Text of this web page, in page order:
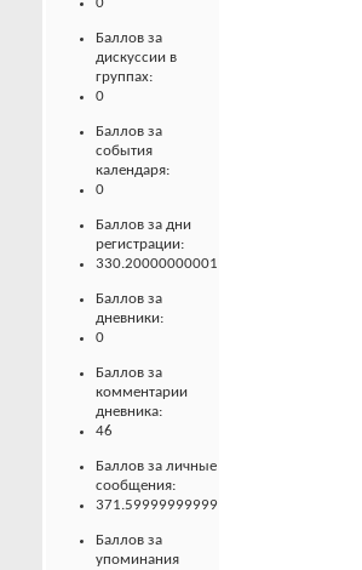
0
Баллов за
дискуссии в
группах:
0
Баллов за
события
календаря:
0
Баллов за дни
регистрации:
330.20000000001
Баллов за
дневники:
0
Баллов за
комментарии
дневника:
46
Баллов за личные
сообщения:
371.59999999999
Баллов за
упоминания